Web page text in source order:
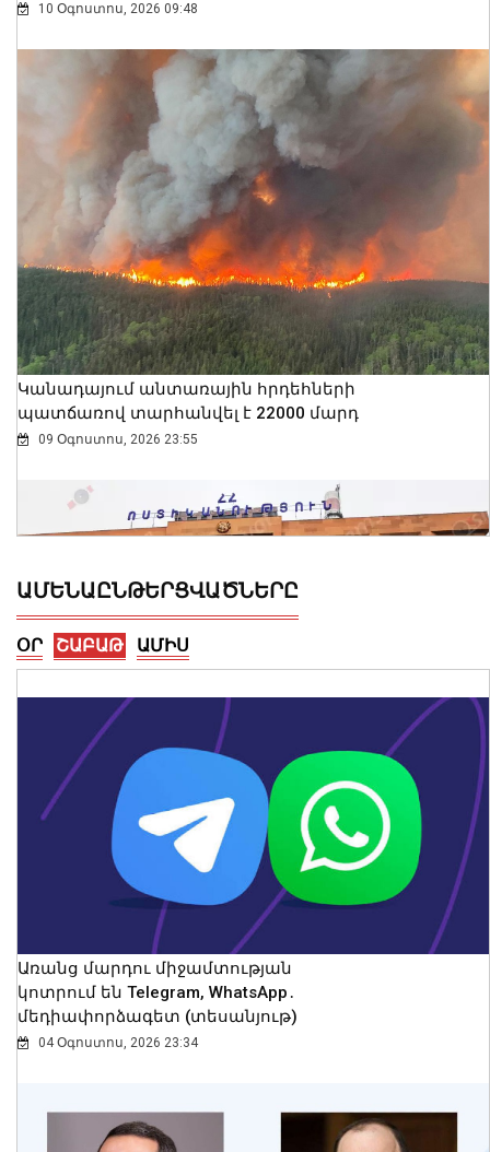
10 Օգոստոս, 2026 09:48
Կանադայում անտառային հրդեհների
պատճառով տարհանվել է 22000 մարդ
09 Օգոստոս, 2026 23:55
Նար-Դոսի փողոցում իրականացրել
են հատուկ օպերացիա
09 Օգոստոս, 2026 23:42
ԱՄԵՆԱԸՆԹԵՐՑՎԱԾՆԵՐԸ
ՕՐ ՇԱԲԱԹ ԱՄԻՍ
Առանց մարդու միջամտության
կոտրում են Telegram, WhatsApp․
մեդիափորձագետ (տեսանյութ)
04 Օգոստոս, 2026 23:34